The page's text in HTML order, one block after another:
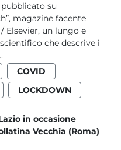
su
magazine facente
Elsevier, un lungo e
che descrive i
COVID
LOCKDOWN
in occasione
Vecchia (Roma)